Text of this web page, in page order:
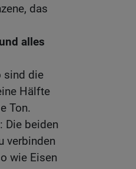
das
alles
sind die
Hälfte
Ton.
Die beiden
verbinden
wie Eisen